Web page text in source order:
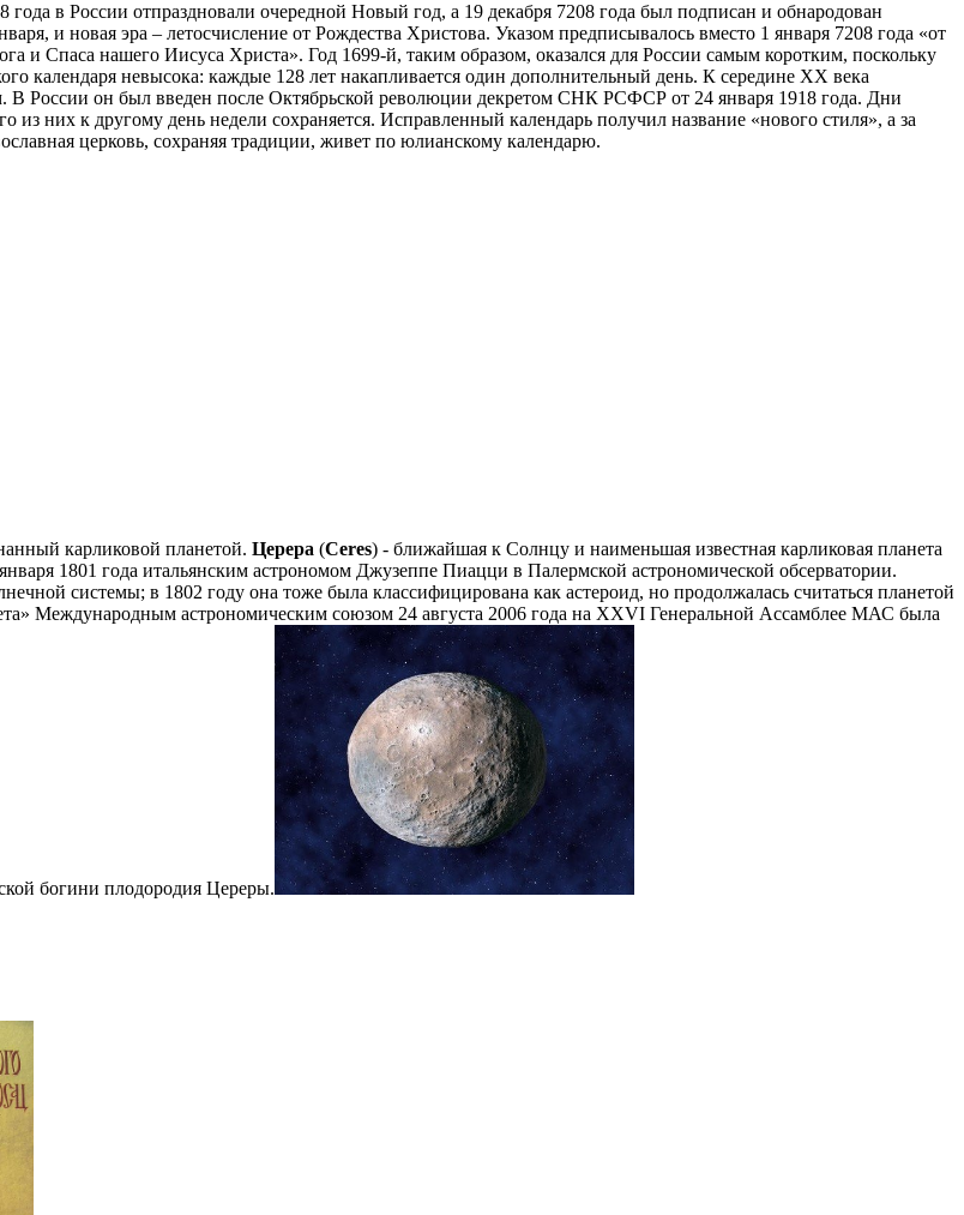
года в России отпраздновали очередной Новый год, а 19 декабря 7208 года был подписан и обнародован
и новая эра – летосчисление от Рождества Христова. Указом предписывалось вместо 1 января 7208 года «oт
и Спаса нашего Иисуса Христа». Год 1699-й, таким образом, оказался для России самым коротким, поскольку
календаря невысока: каждые 128 лет накапливается один дополнительный день. К середине ХХ века
В России он был введен после Октябрьской революции декретом СНК РСФСР от 24 января 1918 года. Дни
из них к другому день недели сохраняется. Исправленный календарь получил название «нового стиля», а за
церковь, сохраняя традиции, живет по юлианскому календарю.
карликовой планетой. Церера (Ceres) - ближайшая к Солнцу и наименьшая известная карликовая планета
1801 года итальянским астрономом Джузеппе Пиацци в Палермской астрономической обсерватории.
системы; в 1802 году она тоже была классифицирована как астероид, но продолжалась считаться планетой
Международным астрономическим союзом 24 августа 2006 года на XXVI Генеральной Ассамблее МАС была
богини плодородия Цереры.